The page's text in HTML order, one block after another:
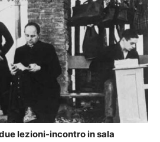
lezioni-incontro in sala